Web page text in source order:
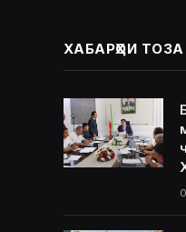
ХАБАРҲОИ ТОЗА